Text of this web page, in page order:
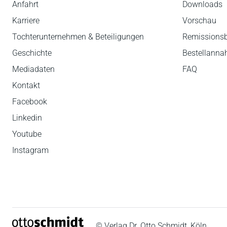
Anfahrt
Karriere
Tochterunternehmen & Beteiligungen
Geschichte
Mediadaten
Kontakt
Facebook
Linkedin
Youtube
Instagram
Downloads
Vorschau
FAQ